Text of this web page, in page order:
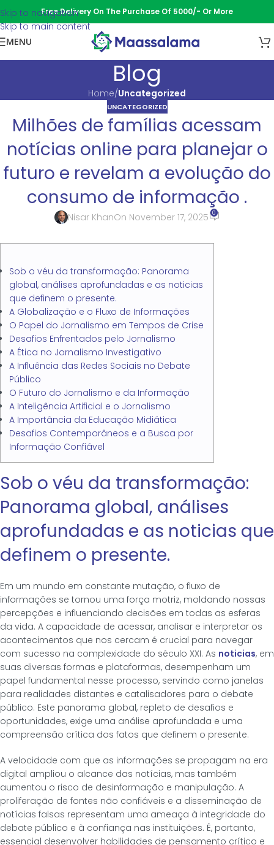
Skip to navigation
Skip to main content
Free Delivery On The Purchase Of 5000/- Or More
MENU
Blog
Home/Uncategorized
UNCATEGORIZED
Milhões de famílias acessam
notícias online para planejar o
futuro e revelam a evolução do
consumo de informação .
Nisar KhanOn November 17, 2025 0
Sob o véu da transformação: Panorama
global, análises aprofundadas e as noticias
que definem o presente.
A Globalização e o Fluxo de Informações
O Papel do Jornalismo em Tempos de Crise
Desafios Enfrentados pelo Jornalismo
A Ética no Jornalismo Investigativo
A Influência das Redes Sociais no Debate
Público
O Futuro do Jornalismo e da Informação
A Inteligência Artificial e o Jornalismo
A Importância da Educação Midiática
Desafios Contemporâneos e a Busca por
Informação Confiável
Sob o véu da transformação:
Panorama global, análises
aprofundadas e as noticias que
definem o presente.
Em um mundo em constante mutação, o fluxo de
informações se tornou uma força motriz, moldando nossas
percepções e influenciando decisões em todas as esferas
da vida. A capacidade de acessar, analisar e interpretar os
acontecimentos que nos cercam é crucial para navegar
com sucesso na complexidade do século XXI. As noticias, em
suas diversas formas e plataformas, desempenham um
papel fundamental nesse processo, servindo como janelas
para realidades distantes e catalisadores para o debate
público. Este panorama global, repleto de desafios e
oportunidades, exige uma análise aprofundada e uma
compreensão crítica dos fatos que definem o presente.
A velocidade com que as informações se propagam na era
digital ampliou o alcance das notícias, mas também
aumentou o risco de desinformação e manipulação. A
proliferação de fontes não confiáveis e a disseminação de
notícias falsas representam uma ameaça à integridade do
debate público e à confiança nas instituições. É, portanto,
essencial desenvolver habilidades de pensamento crítico e